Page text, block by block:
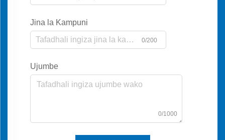
Jina la Kampuni
0/200
Ujumbe
0/1000